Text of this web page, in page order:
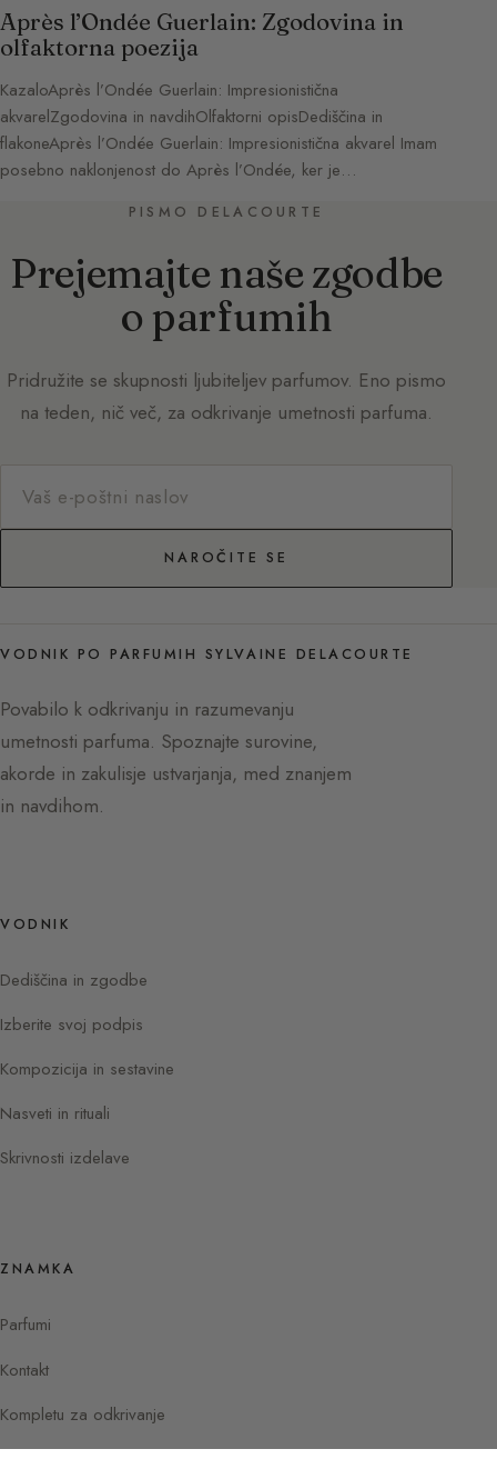
Après l’Ondée Guerlain: Zgodovina in
olfaktorna poezija
KazaloAprès l’Ondée Guerlain: Impresionistična
akvarelZgodovina in navdihOlfaktorni opisDediščina in
flakoneAprès l’Ondée Guerlain: Impresionistična akvarel Imam
posebno naklonjenost do Après l’Ondée, ker je…
PISMO DELACOURTE
Prejemajte naše zgodbe
o parfumih
Pridružite se skupnosti ljubiteljev parfumov. Eno pismo
na teden, nič več, za odkrivanje umetnosti parfuma.
NAROČITE SE
VODNIK PO PARFUMIH SYLVAINE DELACOURTE
Povabilo k odkrivanju in razumevanju
umetnosti parfuma. Spoznajte surovine,
akorde in zakulisje ustvarjanja, med znanjem
in navdihom.
VODNIK
Dediščina in zgodbe
Izberite svoj podpis
Kompozicija in sestavine
Nasveti in rituali
Skrivnosti izdelave
ZNAMKA
Parfumi
Kontakt
Kompletu za odkrivanje